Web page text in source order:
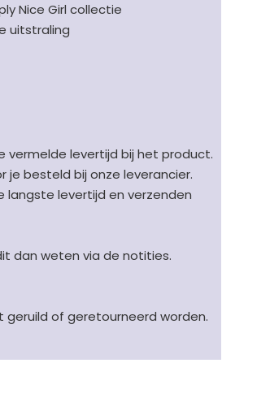
Nice Girl collectie
uitstraling
vermelde levertijd bij het product.
besteld bij onze leverancier.
langste levertijd en verzenden
dan weten via de notities.
of geretourneerd worden.